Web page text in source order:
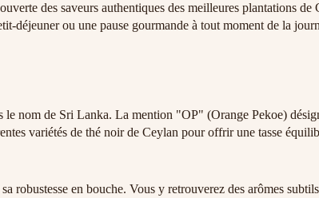
des saveurs authentiques des meilleures plantations de
déjeuner ou une pause gourmande à tout moment de la
nom de Sri Lanka. La mention "OP" (Orange Pekoe)
variétés de thé noir de Ceylan pour offrir une tasse
robustesse en bouche. Vous y retrouverez des arômes